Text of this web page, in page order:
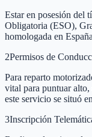
Estar en posesión del
Obligatoria (ESO),
homologada en
2Permisos de
Para reparto
vital para puntuar alto,
este servicio se situó
3Inscripción